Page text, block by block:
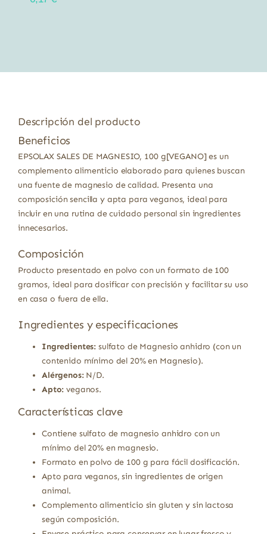
Descripción del producto
Beneficios
EPSOLAX SALES DE MAGNESIO, 100 g[VEGANO] es un
complemento alimenticio elaborado para quienes buscan
una fuente de magnesio de calidad. Presenta una
composición sencilla y apta para veganos, ideal para
incluir en una rutina de cuidado personal sin ingredientes
innecesarios.
Composición
Producto presentado en polvo con un formato de 100
gramos, ideal para dosificar con precisión y facilitar su uso
en casa o fuera de ella.
Ingredientes y especificaciones
Ingredientes: sulfato de Magnesio anhidro (con un
contenido mínimo del 20% en Magnesio).
Alérgenos:N/D.
Apto: veganos.
Características clave
Contiene sulfato de magnesio anhidro con un
mínimo del 20% en magnesio.
Formato en polvo de 100 g para fácil dosificación.
Apto para veganos, sin ingredientes de origen
animal.
Complemento alimenticio sin gluten y sin lactosa
según composición.